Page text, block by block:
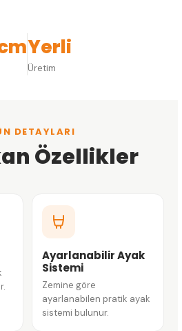
Yerli
Üretim
DETAYLARI
Özellikler
Ayarlanabilir Ayak
Sistemi
Zemine göre
ayarlanabilen pratik ayak
sistemi bulunur.